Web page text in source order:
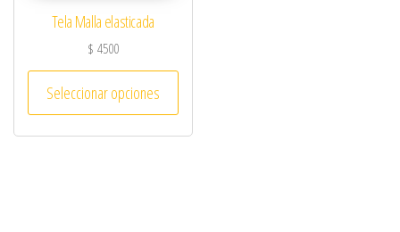
Tela Malla elasticada
$ 4500
Seleccionar opciones